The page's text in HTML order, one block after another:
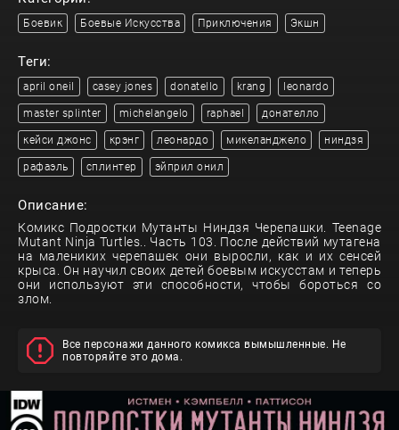
Боевик Боевые Искусства Приключения Экшн
Теги:
april oneil casey jones donatello krang leonardo
master splinter michelangelo raphael донателло
кейси джонс крэнг леонардо микеланджело ниндзя
рафаэль сплинтер эйприл онил
Описание:
Комикс Подростки Мутанты Ниндзя Черепашки. Teenage
Mutant Ninja Turtles.. Часть 103. После действий мутагена
на малениких черепашек они выросли, как и их сенсей
крыса. Он научил своих детей боевым искусстам и теперь
они используют эти способности, чтобы бороться со
злом.
Все персонажи данного комикса вымышленные. Не
повторяйте это дома.